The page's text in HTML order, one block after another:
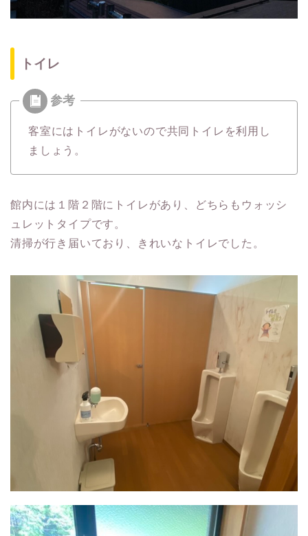
トイレ
客室にはトイレがないので共同トイレを利用し
ましょう。
館内には１階２階にトイレがあり、どちらもウォッシ
ュレットタイプです。
清掃が行き届いており、きれいなトイレでした。